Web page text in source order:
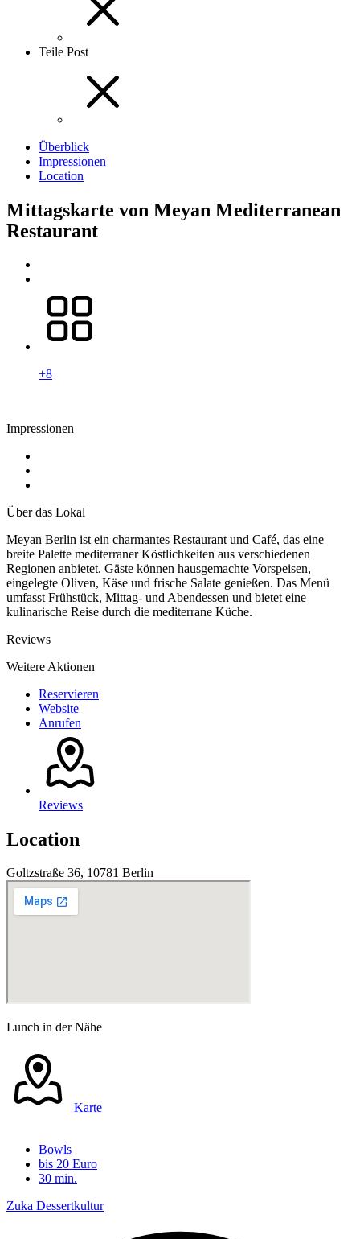
Teile Post
Überblick
Impressionen
Location
Mittagskarte von Meyan Mediterranean
Restaurant
+8
Impressionen
Über das Lokal
Meyan Berlin ist ein charmantes Restaurant und Café, das eine
breite Palette mediterraner Köstlichkeiten aus verschiedenen
Regionen anbietet. Gäste können hausgemachte Vorspeisen,
eingelegte Oliven, Käse und frische Salate genießen. Das Menü
umfasst Frühstück, Mittag- und Abendessen und bietet eine
kulinarische Reise durch die mediterrane Küche.
Reviews
Weitere Aktionen
Reservieren
Website
Anrufen
Reviews
Location
Goltzstraße 36, 10781 Berlin
Lunch in der Nähe
Karte
Bowls
bis 20 Euro
30 min.
Zuka Dessertkultur